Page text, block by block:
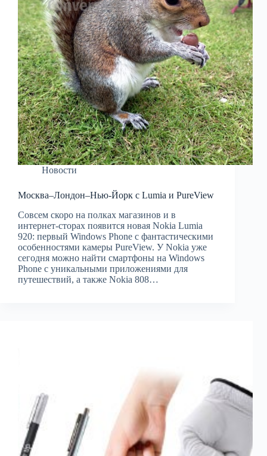
Новости
Москва–Лондон–Нью-Йорк с Lumia и PureView
Совсем скоро на полках магазинов и в
интернет-сторах появится новая Nokia Lumia
920: первый Windows Phone с фантастическими
особенностями камеры PureView. У Nokia уже
сегодня можно найти смартфоны на Windows
Phone с уникальными приложениями для
путешествий, а также Nokia 808…